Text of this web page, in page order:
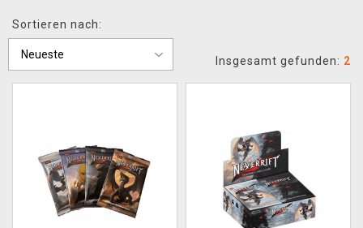
XZONE CLUB
Sortieren nach:
Insgesamt gefunden: 2